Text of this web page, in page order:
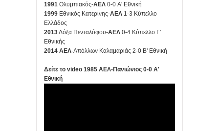
1991 Ολυμπιακός-ΑΕΛ 0-0 Α' Εθνική
1999 Εθνικός Κατερίνης-ΑΕΛ 1-3 Κύπελλο
Ελλάδος
2013Δόξα Πενταλόφου-ΑΕΛ 0-4 Κύπελλο Γ'
Εθνικής
2014 ΑΕΛ-Απόλλων Καλαμαριάς 2-0 Β' Εθνική
Δείτε το video 1985 ΑΕΛ-Πανιώνιος 0-0 Α'
Εθνική